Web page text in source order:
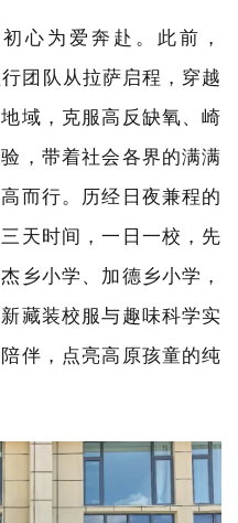
心为爱奔赴。此前，
团队从拉萨启程，穿越
域，克服高反缺氧、崎
，带着社会各界的满满
而行。历经日夜兼程的
天时间，一日一校，先
乡小学、加德乡小学，
藏装校服与趣味科学实
伴，点亮高原孩童的纯